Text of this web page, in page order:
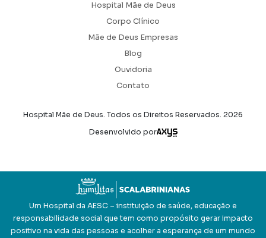
Hospital Mãe de Deus
Corpo Clínico
Mãe de Deus Empresas
Blog
Ouvidoria
Contato
Hospital Mãe de Deus. Todos os Direitos Reservados. 2026
Desenvolvido por
Axysweb
Um Hospital da AESC – instituição de saúde, educação e
responsabilidade social que tem como propósito gerar impacto
positivo na vida das pessoas e acolher a esperança de um mundo